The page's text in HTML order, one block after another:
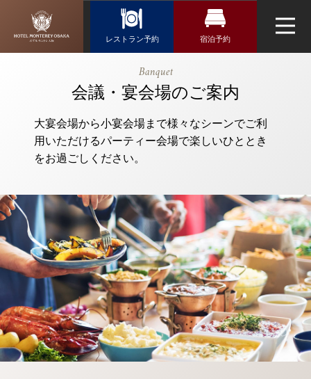
議・宴会場の
ご案内｜ホテ
ルモントレ大
阪｜梅田駅・
大阪駅近くの
宿泊予約
レストラン予約
Banquet
会議・宴会場のご案内
大宴会場から小宴会場まで様々なシーンでご利
用いただけるパーティー会場で楽しいひととき
をお過ごしください。
トップページ
ウエディング
アクセス・観光情報
よくあるご質問
お問い合せ
オンラインショップ
トリ
ユー
イン
ファ
Reservation
レストラン予約
フランス料理「エスカーレ」
ネットで予約する
TEL 06-6458-5647
お問い合わせ
日本料理「隨縁亭」
ネットで予約する
宿泊検索
航空券＋宿泊検索
チェックイン日がお決まりの方
チェックアウト
人数 2人 室数 1室
チェックイン日がお決まりでない方